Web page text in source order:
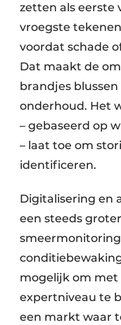
zetten als eerste
vroegste
voordat schade
Dat maakt de
brandjes
onderhoud. Het
– gebaseerd op
– laat toe om
identificeren.
Digitalisering en
een steeds
mogelijk om met
expertniveau te
een markt waar